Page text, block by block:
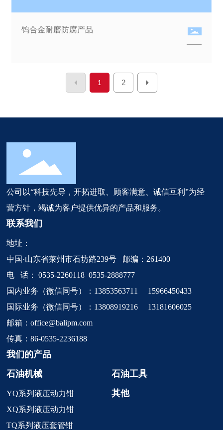
钨合金耐磨防腐产品
1 2
公司以“科技先导，开拓进取、顾客满意、诚信互利”为经
营方针，竭诚为客户提供优异的产品和服务。
联系我们
地址：
中国·山东省莱州市石坊路239号 邮编：261400
电 话：0535-2260118 0535-2888777
国内业务（微信同号）：13853563711 15966450433
国际业务（微信同号）：13808919216 13181606025
邮箱：office@balipm.com
传真：86-0535-2236188
我们的产品
石油机械
YQ系列液压动力钳
XQ系列液压动力钳
TQ系列液压套管钳
石油工具
其他